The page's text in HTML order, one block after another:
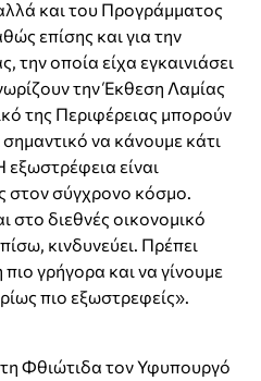
και του Προγράμματος
επίσης και για την
την οποία είχα εγκαινιάσει
την Έκθεση Λαμίας
της Περιφέρειας μπορούν
να κάνουμε κάτι
εξωστρέφεια είναι
στον σύγχρονο κόσμο.
στο διεθνές οικονομικό
κινδυνεύει. Πρέπει
γρήγορα και να γίνουμε
πιο εξωστρεφείς».
Φθιώτιδα τον Υφυπουργό